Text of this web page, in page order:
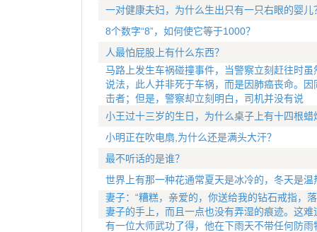
一对健康夫妇，为什么生出只有一只右眼的婴儿
8个数字“8”，如何使它等于1000？
人最怕屁股上有什么东西？
马路上发生车祸碰撞事件，当警察立刻赶往时
说法，此人并非死于车祸，而是因肺癌丧命。
击者；但是，警察却立刻明白，司机并没有说
小王过十三岁的生日，为什么桌子上有十四根蜡
小明正在吹电扇,为什么还是满头大汗？
最不听话的是谁？
世界上有那一种花通常夏天是冰冷的，冬天是温
妻子：“糟糕，亲爱的，你送给我的钻石戒指
妻子的手上，而且一点也没有弄湿的痕迹。这难
有一位大师武功了得，他在下雨天不带任何防